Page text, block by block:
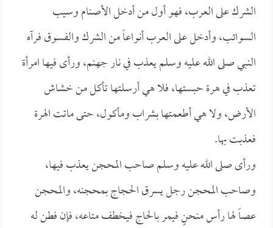
الشرك على العرب، فهو أول من أدخل الأصنام وسيب
السوائب، وأدخل على العرب أنواعاً من الشرك والفسوق فرآه
النبي صلى الله عليه وسلم يعذب في نار جهنم، ورأى فيها امرأة
تعذب في هرة حبستها، فلا هي أرسلتها تأكل من خشاش
الأرض، ولا هي أطعمتها بشراب ومأكول، حتى ماتت الهرة
فعذبت بها.
ورأى صلى الله عليه وسلم صاحب المحجن يعذب فيها،
وصاحب المحجن رجل يسرق الحجاج بمحجنه، والمحجن
عصاً لها رأس منحنٍ فيمر بالحاج فيخطف متاعه، فإن فطن له